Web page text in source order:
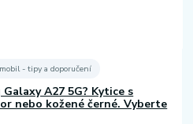
- tipy a doporučení
A27 5G? Kytice s
nebo kožené černé. Vyberte